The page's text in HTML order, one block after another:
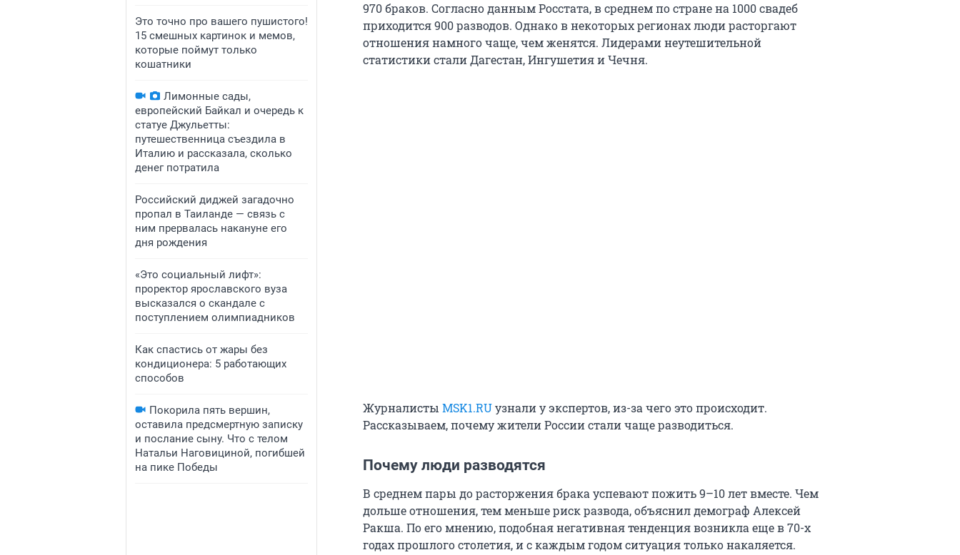
Это точно про вашего пушистого!
15 смешных картинок и мемов,
которые поймут только
кошатники
Лимонные сады,
европейский Байкал и очередь к
статуе Джульетты:
путешественница съездила в
Италию и рассказала, сколько
денег потратила
Российский диджей загадочно
пропал в Таиланде — связь с
ним прервалась накануне его
дня рождения
«Это социальный лифт»:
проректор ярославского вуза
высказался о скандале с
поступлением олимпиадников
Как спастись от жары без
кондиционера: 5 работающих
способов
Покорила пять вершин,
оставила предсмертную записку
и послание сыну. Что с телом
Натальи Наговициной, погибшей
на пике Победы
970 браков. Согласно данным Росстата, в среднем по стране на 1000 свадеб
приходится 900 разводов. Однако в некоторых регионах люди расторгают
отношения намного чаще, чем женятся. Лидерами неутешительной
статистики стали Дагестан, Ингушетия и Чечня.
Журналисты MSK1.RUузнали у экспертов, из-за чего это происходит.
Рассказываем, почему жители России стали чаще разводиться.
Почему люди разводятся
В среднем пары до расторжения брака успевают пожить 9–10 лет вместе. Чем
дольше отношения, тем меньше риск развода, объяснил демограф Алексей
Ракша. По его мнению, подобная негативная тенденция возникла еще в 70-х
годах прошлого столетия, и с каждым годом ситуация только накаляется.